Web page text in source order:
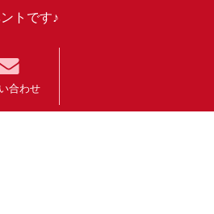
トです♪
合わせ